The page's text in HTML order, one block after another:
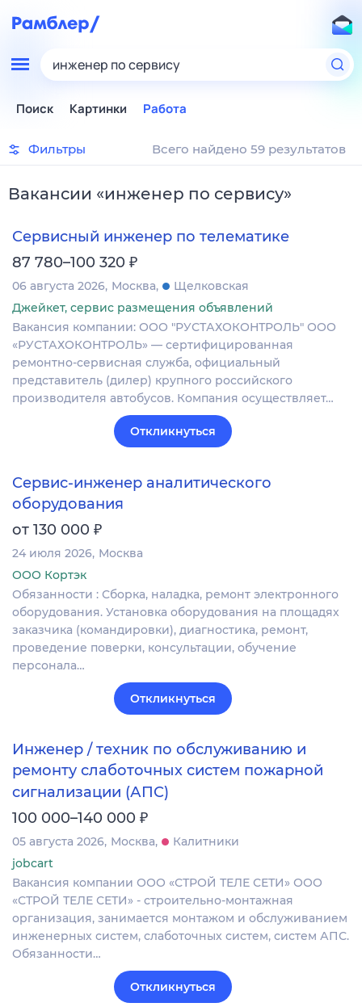
инженер по сервису
Поиск Картинки Работа
Фильтры Всего найдено 59 результатов
Вакансии «инженер по сервису»
Сервисный инженер по телематике
87 780–100 320 ₽
06 августа 2026 Москва
Щелковская
Джейкет, сервис размещения объявлений
Вакансия компании: ООО "РУСТАХОКОНТРОЛЬ" ООО
«РУСТАХОКОНТРОЛЬ» — сертифицированная
ремонтно-сервисная служба, официальный
представитель (дилер) крупного российского
производителя автобусов. Компания осуществляет…
Откликнуться
Сервис-инженер аналитического
оборудования
от 130 000 ₽
24 июля 2026 Москва
ООО Кортэк
Обязанности : Сборка, наладка, ремонт электронного
оборудования. Установка оборудования на площадях
заказчика (командировки), диагностика, ремонт,
проведение поверки, консультации, обучение
персонала…
Откликнуться
Инженер / техник по обслуживанию и
ремонту слаботочных систем пожарной
сигнализации (АПС)
100 000–140 000 ₽
05 августа 2026 Москва
Калитники
jobcart
Вакансия компании ООО «СТРОЙ ТЕЛЕ СЕТИ» ООО
«СТРОЙ ТЕЛЕ СЕТИ» - строительно-монтажная
организация, занимается монтажом и обслуживанием
инженерных систем, слаботочных систем, систем АПС.
Обязанности…
Откликнуться